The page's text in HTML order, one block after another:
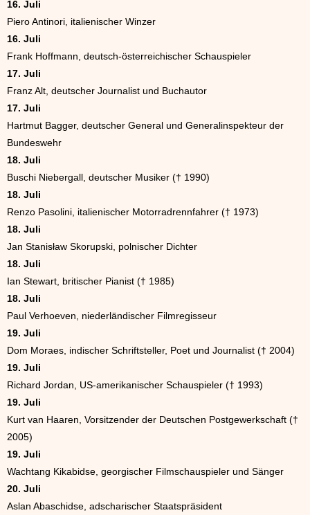
16. Juli
Piero Antinori, italienischer Winzer
16. Juli
Frank Hoffmann, deutsch-österreichischer Schauspieler
17. Juli
Franz Alt, deutscher Journalist und Buchautor
17. Juli
Hartmut Bagger, deutscher General und Generalinspekteur der
Bundeswehr
18. Juli
Buschi Niebergall, deutscher Musiker († 1990)
18. Juli
Renzo Pasolini, italienischer Motorradrennfahrer († 1973)
18. Juli
Jan Stanisław Skorupski, polnischer Dichter
18. Juli
Ian Stewart, britischer Pianist († 1985)
18. Juli
Paul Verhoeven, niederländischer Filmregisseur
19. Juli
Dom Moraes, indischer Schriftsteller, Poet und Journalist († 2004)
19. Juli
Richard Jordan, US-amerikanischer Schauspieler († 1993)
19. Juli
Kurt van Haaren, Vorsitzender der Deutschen Postgewerkschaft (†
2005)
19. Juli
Wachtang Kikabidse, georgischer Filmschauspieler und Sänger
20. Juli
Aslan Abaschidse, adscharischer Staatspräsident